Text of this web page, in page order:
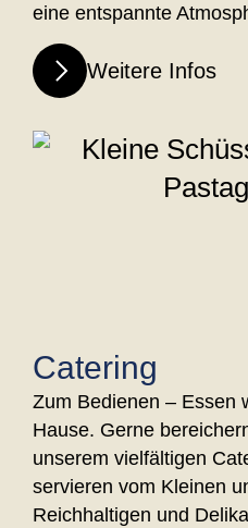
eine entspannte
Weitere Infos
Catering
Zum Bedienen – Essen
Hause. Gerne
unserem vielfältigen
servieren vom Kleinen
Reichhaltigen und